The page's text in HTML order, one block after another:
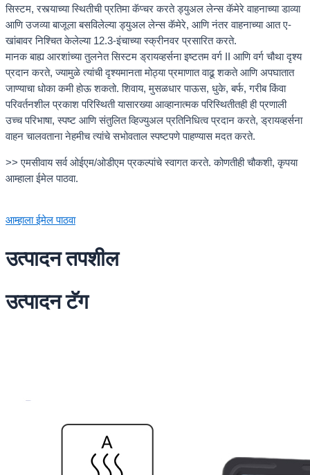
सिस्टम, रस्त्याच्या स्थितीची प्रतिमा कॅप्चर करते ड्युअल लेन्स कॅमेरे वाहनाच्या डाव्या
आणि उजव्या बाजूला बसविलेल्या ड्युअल लेन्स कॅमेरे, आणि नंतर वाहनाच्या आत ए-
खांबावर निश्चित केलेल्या 12.3-इंचाच्या स्क्रीनवर प्रसारित करते.
मानक बाह्य आरशांच्या तुलनेत सिस्टम ड्रायव्हर्सना इष्टतम वर्ग II आणि वर्ग चौथा दृश्य
प्रदान करते, ज्यामुळे त्यांची दृश्यमानता मोठ्या प्रमाणात वाढू शकते आणि अपघातात
जाण्याचा धोका कमी होऊ शकतो. शिवाय, मुसळधार पाऊस, धुके, बर्फ, गरीब किंवा
परिवर्तनशील प्रकाश परिस्थिती यासारख्या आव्हानात्मक परिस्थितीतही ही प्रणाली
उच्च परिभाषा, स्पष्ट आणि संतुलित व्हिज्युअल प्रतिनिधित्व प्रदान करते, ड्रायव्हर्सना
वाहन चालवताना नेहमीच त्यांचे सभोवताल स्पष्टपणे पाहण्यास मदत करते.
>> एमसीवाय सर्व ओईएम/ओडीएम प्रकल्पांचे स्वागत करते. कोणतीही चौकशी, कृपया
आम्हाला ईमेल पाठवा.
आम्हाला ईमेल पाठवा
उत्पादन तपशील
उत्पादन टॅग